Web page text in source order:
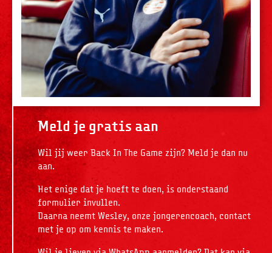
Meld je gratis aan
Wil jij weer Back In The Game zijn? Meld je dan nu
aan.
Het enige dat je hoeft te doen, is onderstaand
formulier invullen.
Daarna neemt Wesley, onze jongerencoach, contact
met je op om kennis te maken.